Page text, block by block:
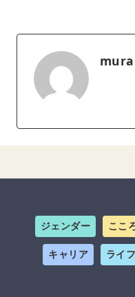
mura
ジェンダー ここ
キャリア ライ